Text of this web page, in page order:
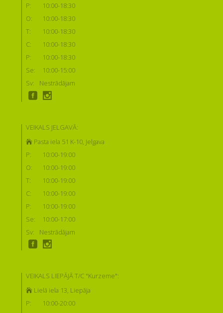
P:
10:00-18:30
O:
10:00-18:30
T:
10:00-18:30
C:
10:00-18:30
P:
10:00-18:30
Se:
10:00-15:00
Sv:
Nestrādājam
VEIKALS JELGAVĀ:
Pasta iela 51 K-10, Jelgava
P:
10:00-19:00
O:
10:00-19:00
T:
10:00-19:00
C:
10:00-19:00
P:
10:00-19:00
Se:
10:00-17:00
Sv:
Nestrādājam
VEIKALS LIEPĀJĀ T/C "Kurzeme":
Lielā iela 13, Liepāja
P:
10:00-20:00